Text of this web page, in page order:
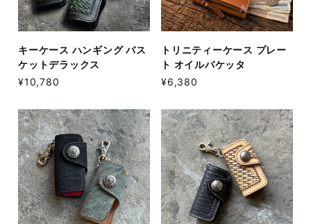
キーケース ハンギング バス
ケットデラックス
¥10,780
トリニティーケース プレー
ト オイルバケッタ
¥6,380